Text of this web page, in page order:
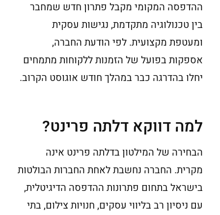
ההדפסה המקומי מקבל פתרון חדש שמחבר
בין טכנולוגיה מתקדמת, נגישות עסקית
ומעטפת מקצועית. לפי הודעת החברה,
אספקות בפועל של הזמנות ללקוחות מתמחים
יחלו בהדרגה כבר במהלך חודש אוגוסט הקרוב.
למה דווקא דלתה פרינט?
הבחירה של המילטון בדלתה פרינט אינה
מקרית. החברה נחשבת לאחת החברות הבולטות
בישראל בתחום פתרונות ההדפסה הדיגיטלית,
עם ניסיון רב בליווי עסקים, חנויות צילום, בתי